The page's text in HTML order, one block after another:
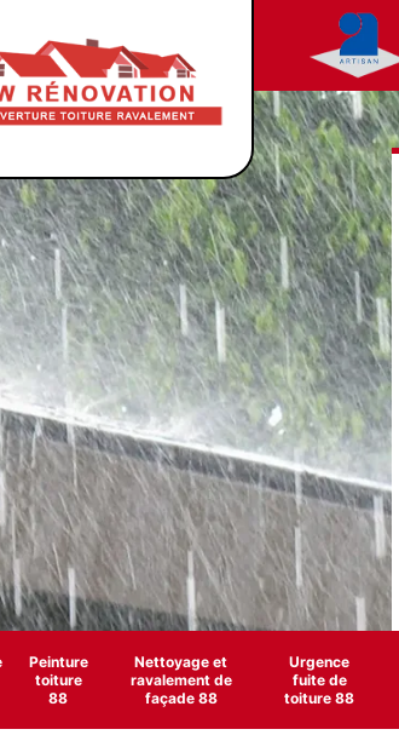
Peinture
toiture
88
Nettoyage et
ravalement de
façade 88
Urgence
fuite de
toiture 88